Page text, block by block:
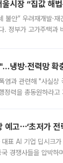
시장 “집값 해
불안” 우려재개발·
. 정부가 고가주택과
냉방·전력망 확
염과 관련해 "사실
정력을 총동원하라
예고⋯‘초저가 전
표 AI 기업 딥시크
국 경쟁사들을 압박